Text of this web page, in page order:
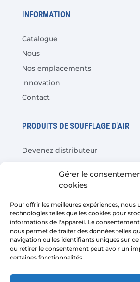
Gérer le
cookies
Pour offrir les meilleures expériences, nous
technologies telles que les cookies pour
informations de l'appareil. Le
nous permet de traiter des données telles
navigation ou les identifiants uniques sur
ou retirer le consentement peut avoir un
certaines fonctionnalités.
INFORMATION
Catalogue
Nous
Nos emplacements
Innovation
Contact
PRODUITS DE SOUFFLAGE D'AIR
Devenez distributeur
Questions fréquentes
LÉGAL
Avis juridique
Politique de confidentialité
Conditions de vente de la